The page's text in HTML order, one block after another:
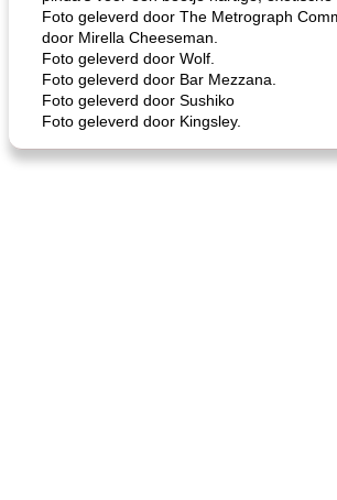
Foto geleverd door The Metrograph
door Mirella Cheeseman.
Foto geleverd door Wolf.
Foto geleverd door Bar Mezzana.
Foto geleverd door Sushiko
Foto geleverd door Kingsley.